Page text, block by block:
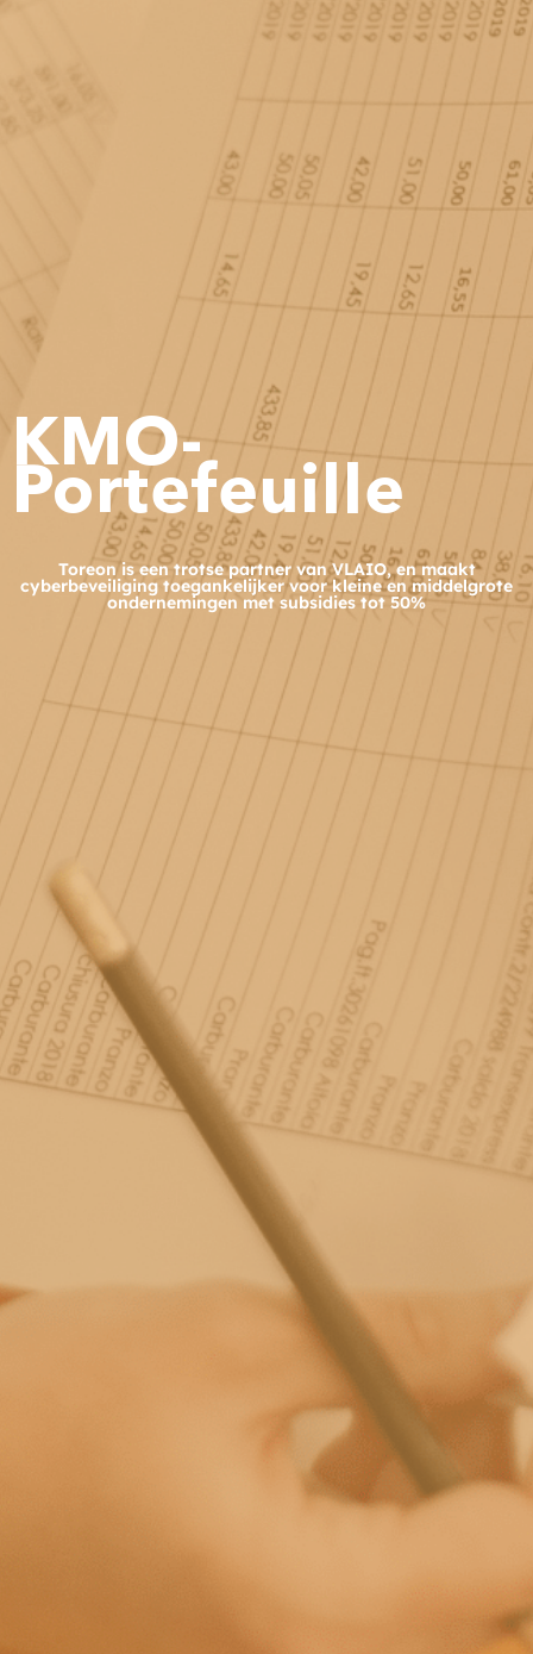
KMO-
Portefeuille
Toreon is een trotse partner van VLAIO, en maakt
cyberbeveiliging toegankelijker voor kleine en middelgrote
ondernemingen met subsidies tot 50%